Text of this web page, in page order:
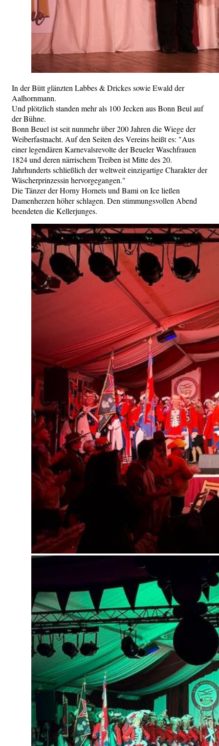
In der Bütt glänzten Labbes & Drickes sowie Ewald der
Aalhornmann.
Und plötzlich standen mehr als 100 Jecken aus Bonn Beul auf
der Bühne.
Bonn Beuel ist seit nunmehr über 200 Jahren die Wiege der
Weiberfastnacht. Auf den Seiten des Vereins heißt es: "Aus
einer legendären Karnevalsrevolte der Beueler Waschfrauen
1824 und deren närrischem Treiben ist Mitte des 20.
Jahrhunderts schließlich der weltweit einzigartige Charakter der
Wäscherprinzessin hervorgegangen."
Die Tänzer der Horny Hornets und Bami on Ice ließen
Damenherzen höher schlagen. Den stimmungsvollen Abend
beendeten die Kellerjunges.